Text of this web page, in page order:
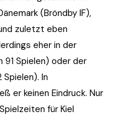
(Bröndby IF),
zuletzt eben
eher in der
91 Spielen) oder der
In
er keinen Eindruck. Nur
für Kiel